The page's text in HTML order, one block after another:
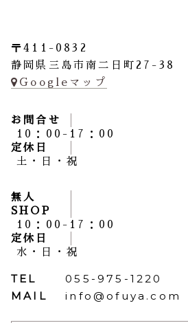
〒411-0832
静岡県三島市南二日町27-38
Googleマップ
お問合せ
10：00-17：00
定休日
土・日・祝
無人
SHOP
10：00-17：00
定休日
水・日・祝
TEL
055-975-1220
MAIL
info@ofuya.com